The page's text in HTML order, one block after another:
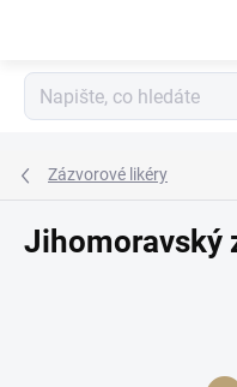
Zázvorové likéry
Jihomoravský